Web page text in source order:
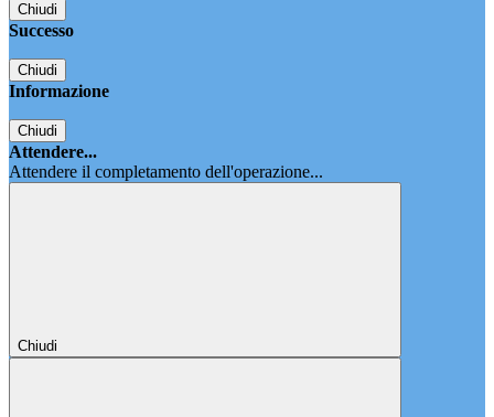
Chiudi
Successo
Chiudi
Informazione
Chiudi
Attendere...
Attendere il completamento dell'operazione...
Chiudi